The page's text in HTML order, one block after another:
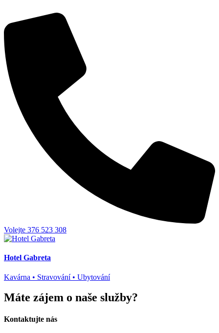
Volejte 376 523 308
Hotel Gabreta
Kavárna • Stravování • Ubytování
Máte zájem o naše služby?
Kontaktujte nás